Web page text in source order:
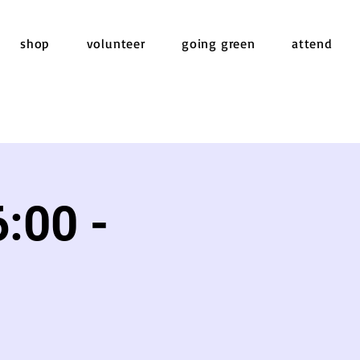
shop volunteer going green attend
-